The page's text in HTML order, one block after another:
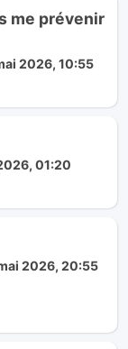
me prévenir
2026, 10:55
01:20
2026, 20:55